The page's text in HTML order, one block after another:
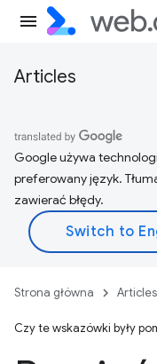
Articles
Google używa
preferowany język.
zawierać błędy.
Strona główna Articles
Czy te wskazówki były